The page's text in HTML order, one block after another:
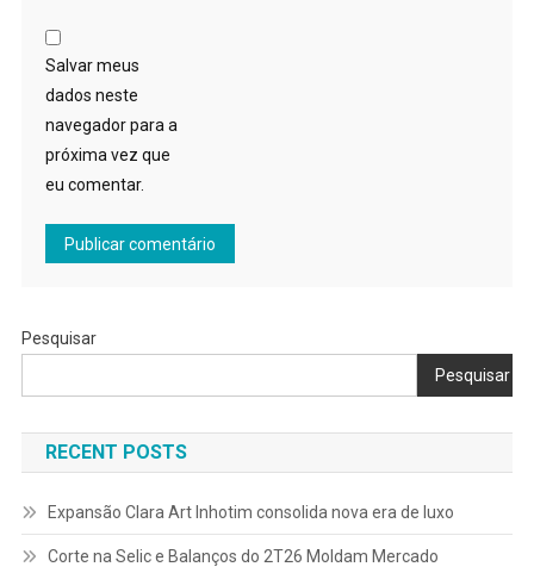
Salvar meus
dados neste
navegador para a
próxima vez que
eu comentar.
Pesquisar
Pesquisar
RECENT POSTS
Expansão Clara Art Inhotim consolida nova era de luxo
Corte na Selic e Balanços do 2T26 Moldam Mercado